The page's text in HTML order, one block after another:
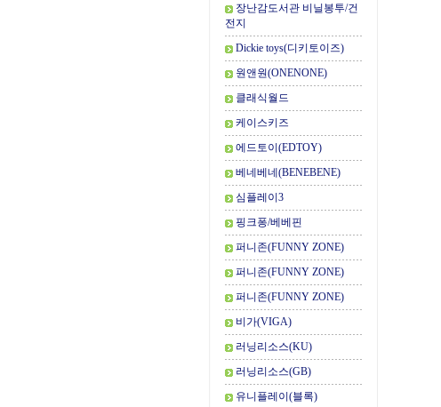
장난감도서관 비닐봉투/건
전지
Dickie toys(디키토이즈)
원앤원(ONENONE)
클래식월드
케이스키즈
에드토이(EDTOY)
베네베네(BENEBENE)
심플레이3
핑크퐁/베베핀
퍼니존(FUNNY ZONE)
퍼니존(FUNNY ZONE)
퍼니존(FUNNY ZONE)
비가(VIGA)
러닝리소스(KU)
러닝리소스(GB)
유니플레이(블록)